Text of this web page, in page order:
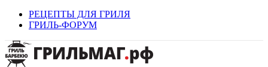
РЕЦЕПТЫ ДЛЯ ГРИЛЯ
ГРИЛЬ-ФОРУМ